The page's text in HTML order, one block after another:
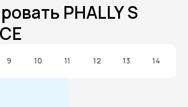
PHALLY S
9 10 11 12 13 14